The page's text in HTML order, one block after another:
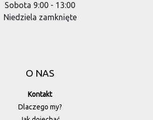
Sobota 9:00 - 13:00
Niedziela zamknięte
O NAS
Kontakt
Dlaczego my?